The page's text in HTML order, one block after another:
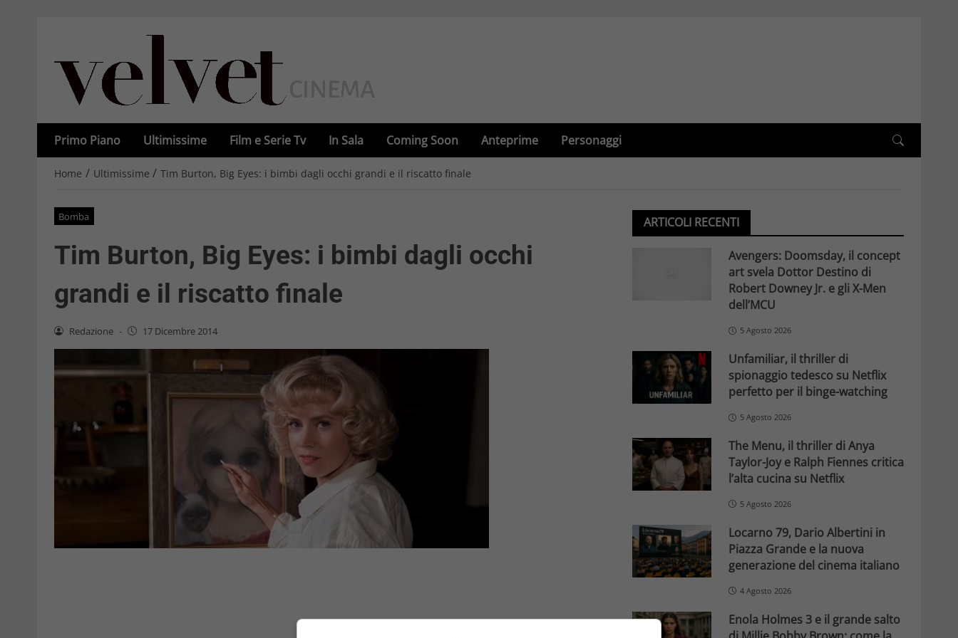
Primo Piano Ultimissime Film e Serie Tv In Sala Coming Soon Anteprime Personaggi
Home / Ultimissime / Tim Burton, Big Eyes: i bimbi dagli occhi grandi e il riscatto finale
Bomba
Tim Burton, Big Eyes: i bimbi dagli occhi
grandi e il riscatto finale
Redazione - 17 Dicembre 2014
ARTICOLI RECENTI
Avengers: Doomsday, il concept
art svela Dottor Destino di
Robert Downey Jr. e gli X-Men
dell’MCU
5 Agosto 2026
Unfamiliar, il thriller di
spionaggio tedesco su Netflix
perfetto per il binge-watching
5 Agosto 2026
The Menu, il thriller di Anya
Taylor-Joy e Ralph Fiennes critica
l’alta cucina su Netflix
5 Agosto 2026
Locarno 79, Dario Albertini in
Piazza Grande e la nuova
generazione del cinema italiano
4 Agosto 2026
Enola Holmes 3 e il grande salto